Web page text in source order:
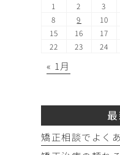
1 2 3
8
9 10
15
16 17
22
23 24
« 1月